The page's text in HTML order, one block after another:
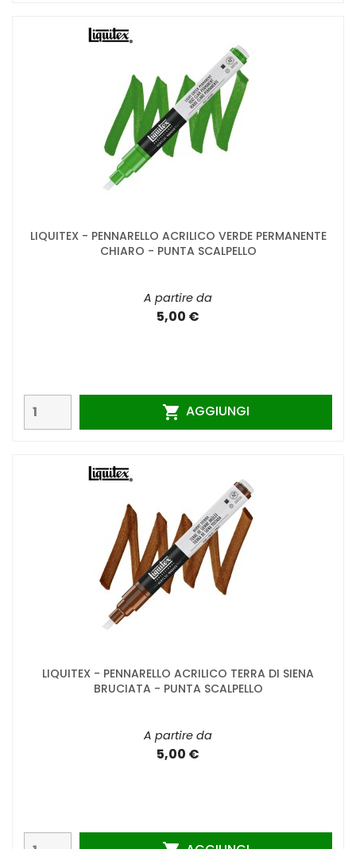
LIQUITEX - PENNARELLO ACRILICO VERDE PERMANENTE
CHIARO - PUNTA SCALPELLO
A partire da
5,00 €
 AGGIUNGI
LIQUITEX - PENNARELLO ACRILICO TERRA DI SIENA
BRUCIATA - PUNTA SCALPELLO
A partire da
5,00 €